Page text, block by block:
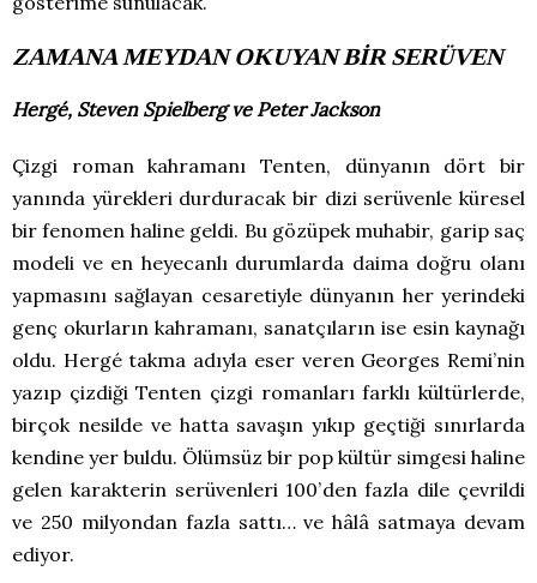
ZAMANA MEYDAN OKUYAN BİR SERÜVEN
Hergé, Steven Spielberg ve Peter Jackson
Çizgi roman kahramanı Tenten, dünyanın dört bir
yanında yürekleri durduracak bir dizi serüvenle küresel
bir fenomen haline geldi. Bu gözüpek muhabir, garip saç
modeli ve en heyecanlı durumlarda daima doğru olanı
yapmasını sağlayan cesaretiyle dünyanın her yerindeki
genç okurların kahramanı, sanatçıların ise esin kaynağı
oldu. Hergé takma adıyla eser veren Georges Remi’nin
yazıp çizdiği Tenten çizgi romanları farklı kültürlerde,
birçok nesilde ve hatta savaşın yıkıp geçtiği sınırlarda
kendine yer buldu. Ölümsüz bir pop kültür simgesi haline
gelen karakterin serüvenleri 100’den fazla dile çevrildi
ve 250 milyondan fazla sattı… ve hâlâ satmaya devam
ediyor.